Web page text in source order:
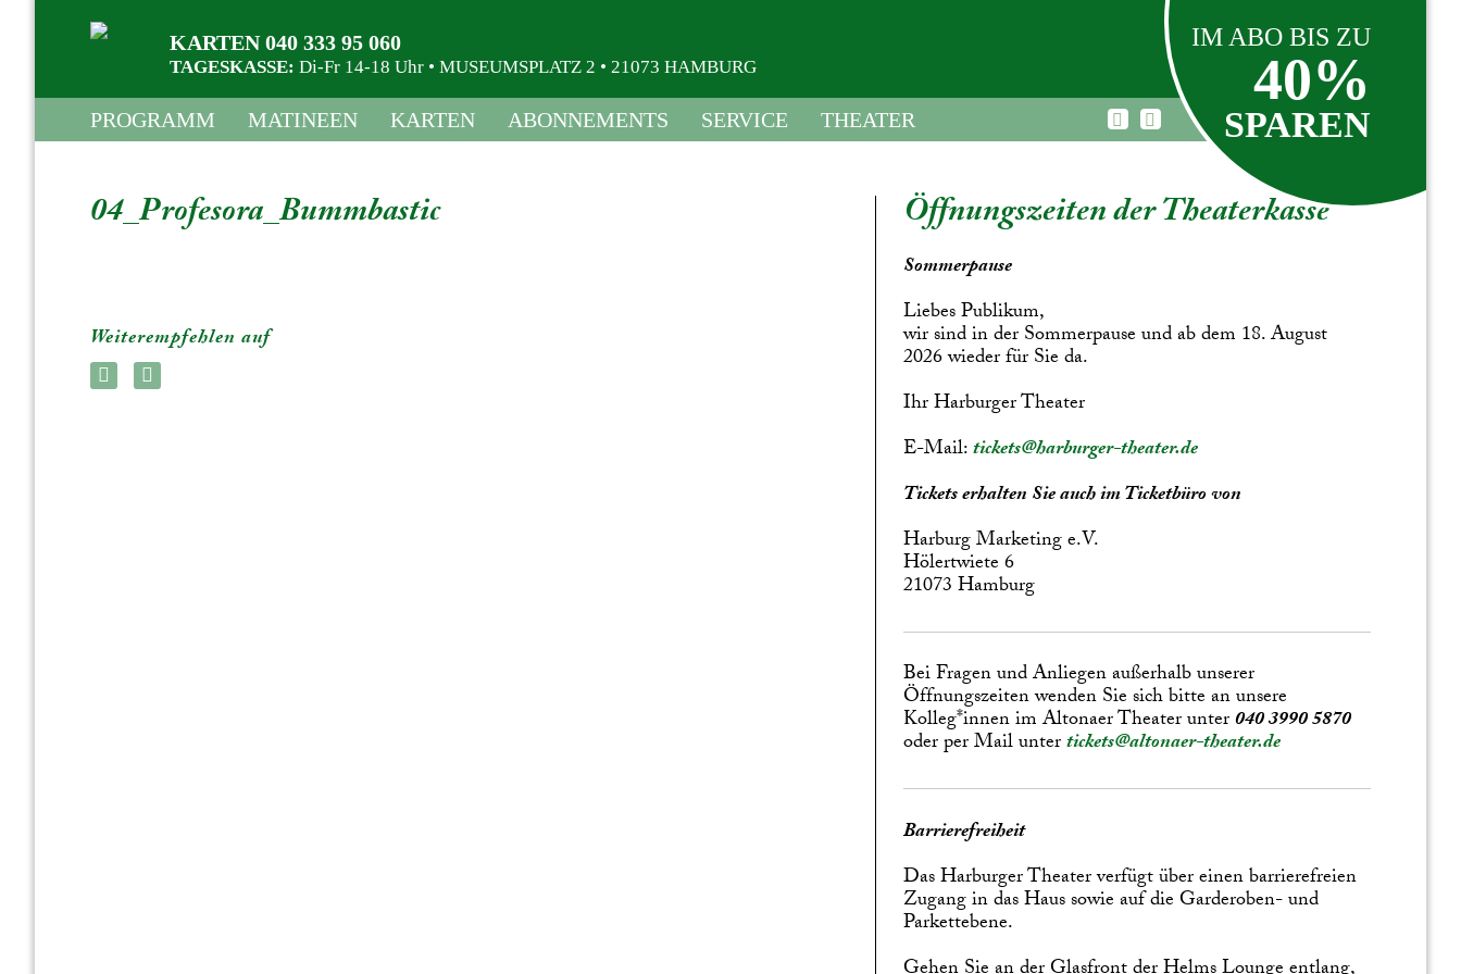
KARTEN 040 333 95 060
TAGESKASSE:Di-Fr 14-18 Uhr • MUSEUMSPLATZ 2 • 21073 HAMBURG
IM ABO BIS ZU
40%
SPAREN
PROGRAMM MATINEEN KARTEN ABONNEMENTS SERVICE THEATER
04_Profesora_Bummbastic
Weiterempfehlen auf
Öffnungszeiten der Theaterkasse
Sommerpause
Liebes Publikum,
wir sind in der Sommerpause und ab dem 18. August
2026 wieder für Sie da.
Ihr Harburger Theater
E-Mail:tickets@harburger-theater.de
Tickets erhalten Sie auch im Ticketbüro von
Harburg Marketing e.V.
Hölertwiete 6
21073 Hamburg
Bei Fragen und Anliegen außerhalb unserer
Öffnungszeiten wenden Sie sich bitte an unsere
Kolleg*innen im Altonaer Theater unter040 3990 5870
oder per Mail untertickets@altonaer-theater.de
Barrierefreiheit
Das Harburger Theater verfügt über einen barrierefreien
Zugang in das Haus sowie auf die Garderoben- und
Parkettebene.